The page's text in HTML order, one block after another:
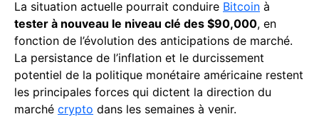
La situation actuelle pourrait conduire Bitcoin à
tester à nouveau le niveau clé des $90,000, en
fonction de l’évolution des anticipations de marché.
La persistance de l’inflation et le durcissement
potentiel de la politique monétaire américaine restent
les principales forces qui dictent la direction du
marché crypto dans les semaines à venir.